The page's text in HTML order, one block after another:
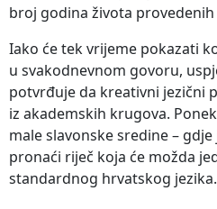
broj godina života
Iako će tek vrijeme pokazati
u svakodnevnom govoru,
potvrđuje da kreativni jezični
iz akademskih krugova.
male slavonske sredine –
pronaći riječ koja će možda
standardnog hrvatskog jezika.